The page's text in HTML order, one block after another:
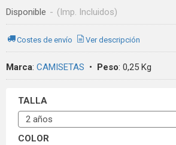
Disponible - (Imp. Incluidos)
Costes de envío Ver descripción
Marca: CAMISETAS • Peso: 0,25 Kg
TALLA
COLOR